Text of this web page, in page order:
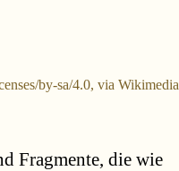
by-sa/4.0, via Wikimedia
Fragmente, die wie